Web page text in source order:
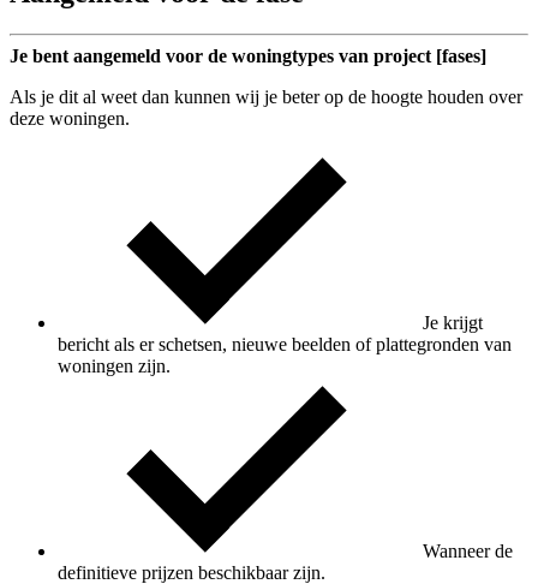
Je bent aangemeld voor de woningtypes van project [fases]
Als je dit al weet dan kunnen wij je beter op de hoogte houden over
deze woningen.
Je krijgt
bericht als er schetsen, nieuwe beelden of plattegronden van
woningen zijn.
Wanneer de
definitieve prijzen beschikbaar zijn.